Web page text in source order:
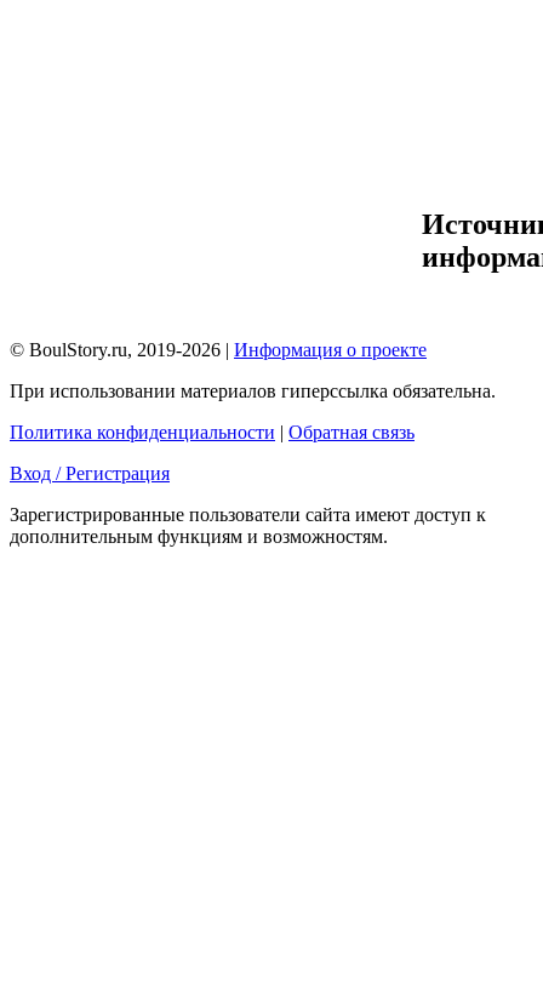
© BoulStory.ru, 2019-2026 | Информация о проекте
При использовании материалов гиперссылка обязательна.
Политика конфиденциальности | Обратная связь
Вход / Регистрация
Зарегистрированные пользователи сайта имеют доступ к
дополнительным функциям и возможностям.